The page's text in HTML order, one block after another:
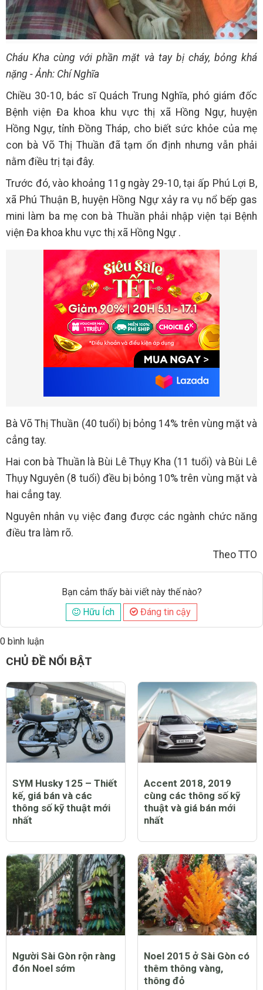
Cháu Kha cùng với phần mặt và tay bị cháy, bỏng khá
nặng - Ảnh: Chí Nghĩa
Chiều 30-10, bác sĩ Quách Trung Nghĩa, phó giám đốc
Bệnh viện Đa khoa khu vực thị xã Hồng Ngự, huyện
Hồng Ngự, tỉnh Đồng Tháp, cho biết sức khỏe của mẹ
con bà Võ Thị Thuần đã tạm ổn định nhưng vẫn phải
nằm điều trị tại đây.
Trước đó, vào khoảng 11g ngày 29-10, tại ấp Phú Lợi B,
xã Phú Thuận B, huyện Hồng Ngự xảy ra vụ nổ bếp gas
mini làm ba mẹ con bà Thuần phải nhập viện tại Bệnh
viện Đa khoa khu vực thị xã Hồng Ngự .
Bà Võ Thị Thuần (40 tuổi) bị bỏng 14% trên vùng mặt và
cẳng tay.
Hai con bà Thuần là Bùi Lê Thụy Kha (11 tuổi) và Bùi Lê
Thụy Nguyên (8 tuổi) đều bị bỏng 10% trên vùng mặt và
hai cẳng tay.
Nguyên nhân vụ việc đang được các ngành chức năng
điều tra làm rõ.
Theo TTO
Bạn cảm thấy bài viết này thế nào?
Hữu Ích
Đáng tin cậy
0 bình luận
CHỦ ĐỀ NỔI BẬT
SYM Husky 125 – Thiết
kế, giá bán và các
thông số kỹ thuật mới
nhất
Accent 2018, 2019
cùng các thông số kỹ
thuật và giá bán mới
nhất